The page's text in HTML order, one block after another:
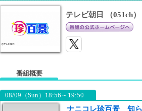
テレビ朝日 （051ch）
番組概要
08/09（Sun）18:56～19:50
ナニコレ珍百景 知